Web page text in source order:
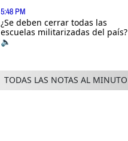
5:48 PM
¿Se deben cerrar todas las
escuelas militarizadas del país?
🔈
TODAS LAS NOTAS AL MINUTO